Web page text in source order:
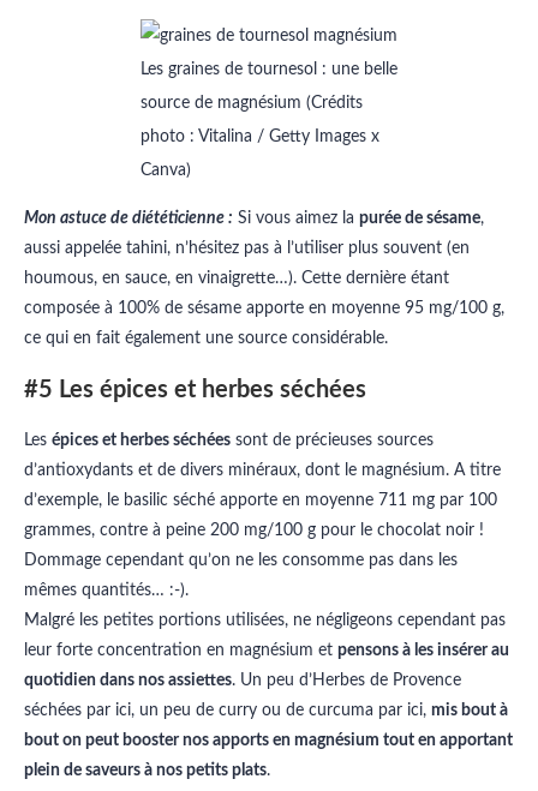
Les graines de tournesol : une belle
source de magnésium (Crédits
photo : Vitalina / Getty Images x
Canva)
Mon astuce de diététicienne : Si vous aimez la purée de sésame,
aussi appelée tahini, n’hésitez pas à l’utiliser plus souvent (en
houmous, en sauce, en vinaigrette…). Cette dernière étant
composée à 100% de sésame apporte en moyenne 95 mg/100 g,
ce qui en fait également une source considérable.
#5 Les épices et herbes séchées
Les épices et herbes séchées sont de précieuses sources
d’antioxydants et de divers minéraux, dont le magnésium. A titre
d’exemple, le basilic séché apporte en moyenne 711 mg par 100
grammes, contre à peine 200 mg/100 g pour le chocolat noir !
Dommage cependant qu’on ne les consomme pas dans les
mêmes quantités… :-).
Malgré les petites portions utilisées, ne négligeons cependant pas
leur forte concentration en magnésium et pensons à les insérer au
quotidien dans nos assiettes. Un peu d’Herbes de Provence
séchées par ici, un peu de curry ou de curcuma par ici, mis bout à
bout on peut booster nos apports en magnésium tout en apportant
plein de saveurs à nos petits plats.